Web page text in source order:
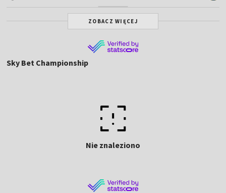
ZOBACZ WIĘCEJ
Sky Bet Championship
Nie znaleziono